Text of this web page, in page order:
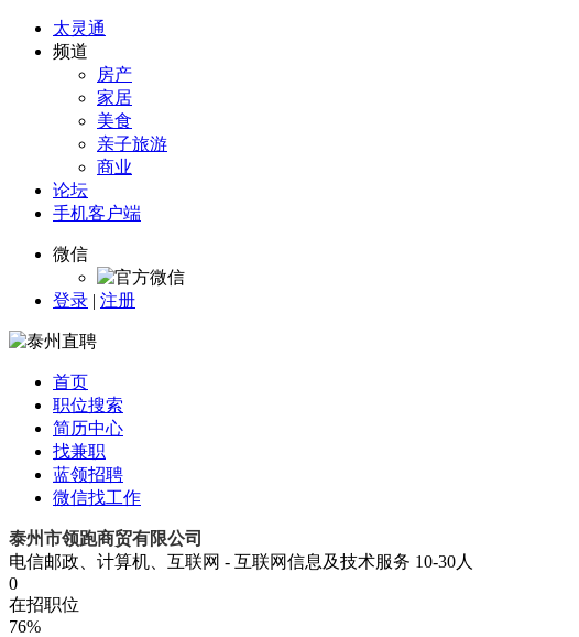
太灵通
频道
房产
家居
美食
亲子旅游
商业
论坛
手机客户端
微信
登录 | 注册
首页
职位搜索
简历中心
找兼职
蓝领招聘
微信找工作
泰州市领跑商贸有限公司
电信邮政、计算机、互联网 - 互联网信息及技术服务 10-30人
0
在招职位
76%